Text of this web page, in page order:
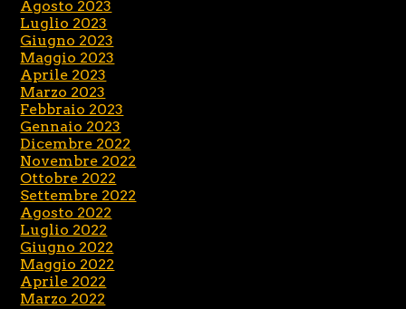
Agosto 2023
Luglio 2023
Giugno 2023
Maggio 2023
Aprile 2023
Marzo 2023
Febbraio 2023
Gennaio 2023
Dicembre 2022
Novembre 2022
Ottobre 2022
Settembre 2022
Agosto 2022
Luglio 2022
Giugno 2022
Maggio 2022
Aprile 2022
Marzo 2022